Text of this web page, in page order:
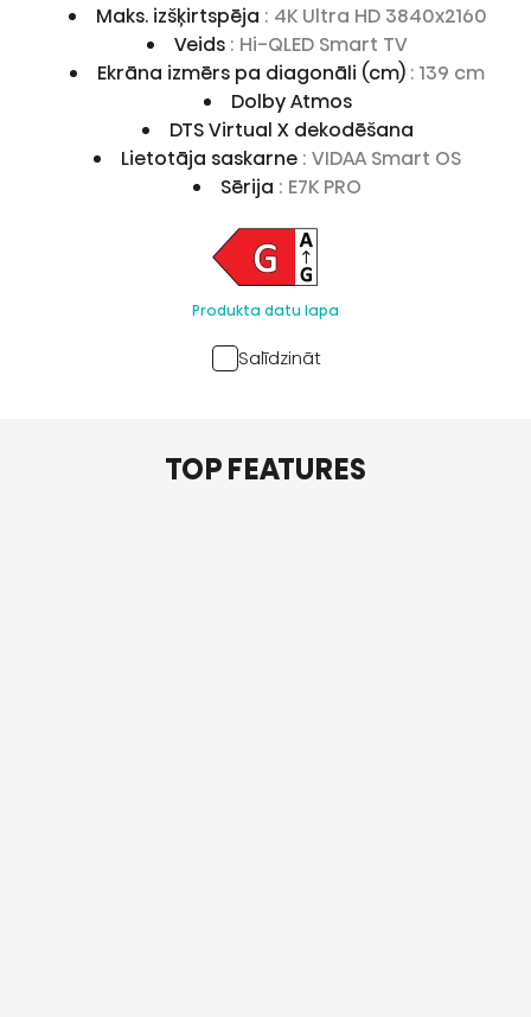
Maks. izšķirtspēja : 4K Ultra HD 3840x2160
Veids : Hi-QLED Smart TV
Ekrāna izmērs pa diagonāli (cm) : 139 cm
Dolby Atmos
DTS Virtual X dekodēšana
Lietotāja saskarne : VIDAA Smart OS
Sērija : E7K PRO
Produkta datu lapa
Salīdzināt
TOP FEATURES